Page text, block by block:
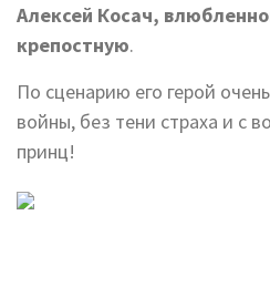
Алексей Косач,
крепостную.
По сценарию его герой
войны, без тени страха и с
принц!